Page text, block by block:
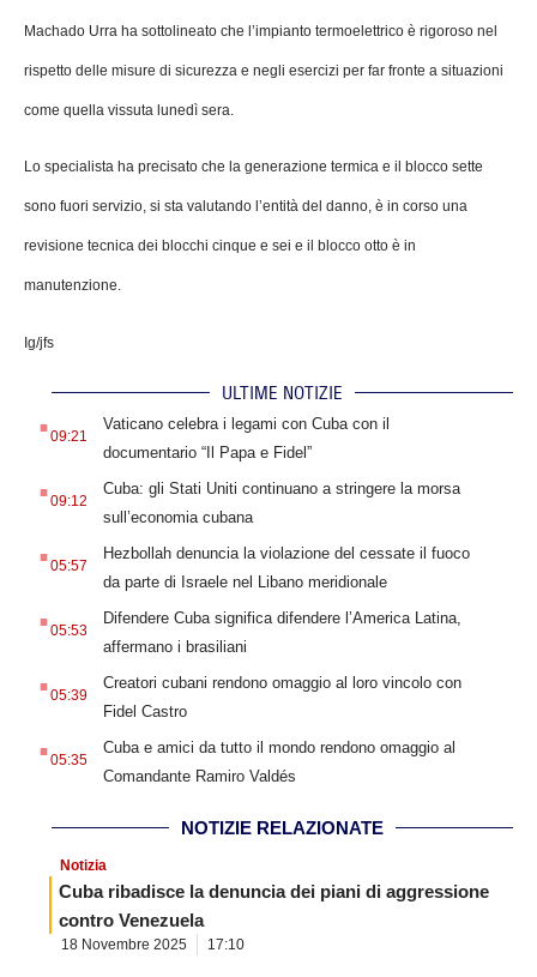
Machado Urra ha sottolineato che l’impianto termoelettrico è rigoroso nel
rispetto delle misure di sicurezza e negli esercizi per far fronte a situazioni
come quella vissuta lunedì sera.
Lo specialista ha precisato che la generazione termica e il blocco sette
sono fuori servizio, si sta valutando l’entità del danno, è in corso una
revisione tecnica dei blocchi cinque e sei e il blocco otto è in
manutenzione.
Ig/jfs
ULTIME NOTIZIE
.09:21
Vaticano celebra i legami con Cuba con il
documentario “Il Papa e Fidel”
.09:12
Cuba: gli Stati Uniti continuano a stringere la morsa
sull’economia cubana
.05:57
Hezbollah denuncia la violazione del cessate il fuoco
da parte di Israele nel Libano meridionale
.05:53
Difendere Cuba significa difendere l’America Latina,
affermano i brasiliani
.05:39
Creatori cubani rendono omaggio al loro vincolo con
Fidel Castro
.05:35
Cuba e amici da tutto il mondo rendono omaggio al
Comandante Ramiro Valdés
NOTIZIE RELAZIONATE
Notizia
Cuba ribadisce la denuncia dei piani di aggressione
contro Venezuela
18 Novembre 2025 17:10